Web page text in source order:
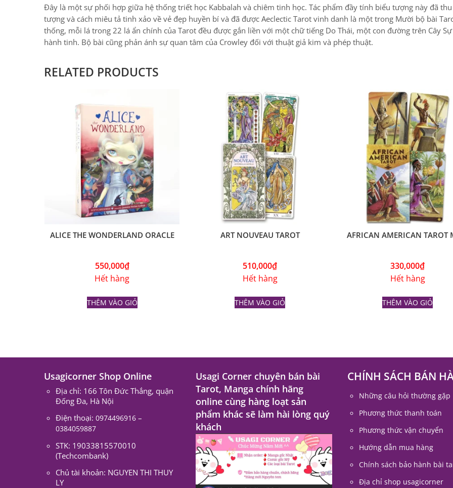
Đây là một sự phối hợp giữa hệ thống triết học Kabbalah và chiêm tinh học. Tác phẩm đầy tính biểu tượng này đã
tượng và cách miêu tả tinh xảo về vẻ đẹp huyền bí và đã được Aeclectic Tarot vinh danh là một trong Mười bộ bài
thống, mỗi lá trong 22 lá ẩn chính của Tarot đều được gắn liền với một chữ tiếng Do Thái, một con đường trên Cây
hành tinh. Bộ bài cũng phản ánh sự quan tâm của Crowley đối với thuật giả kim và phép thuật.
RELATED PRODUCTS
ALICE THE WONDERLAND ORACLE
550,000₫
Hết hàng
THÊM VÀO GIỎ
ART NOUVEAU TAROT
510,000₫
Hết hàng
THÊM VÀO GIỎ
AFRICAN AMERICAN TAROT
330,000₫
Hết hàng
THÊM VÀO GIỎ
Usagicorner Shop Online
Địa chỉ: 166 Tôn Đức Thắng, quận
Đống Đa, Hà Nội
Điện thoại: 0974496916 –
0384059887
STK: 19033815570010
(Techcombank)
Chủ tài khoản: NGUYEN THI THUY
LY
Usagi Corner chuyên bán bài
Tarot, Manga chính hãng
online cùng hàng loạt sản
phẩm khác sẽ làm hài lòng quý
khách
CHÍNH SÁCH BÁN
Những câu hỏi thường gặp
Phương thức thanh toán
Phương thức vận chuyển
Hướng dẫn mua hàng
Chính sách bảo hành bài
Địa chỉ shop usagicorner